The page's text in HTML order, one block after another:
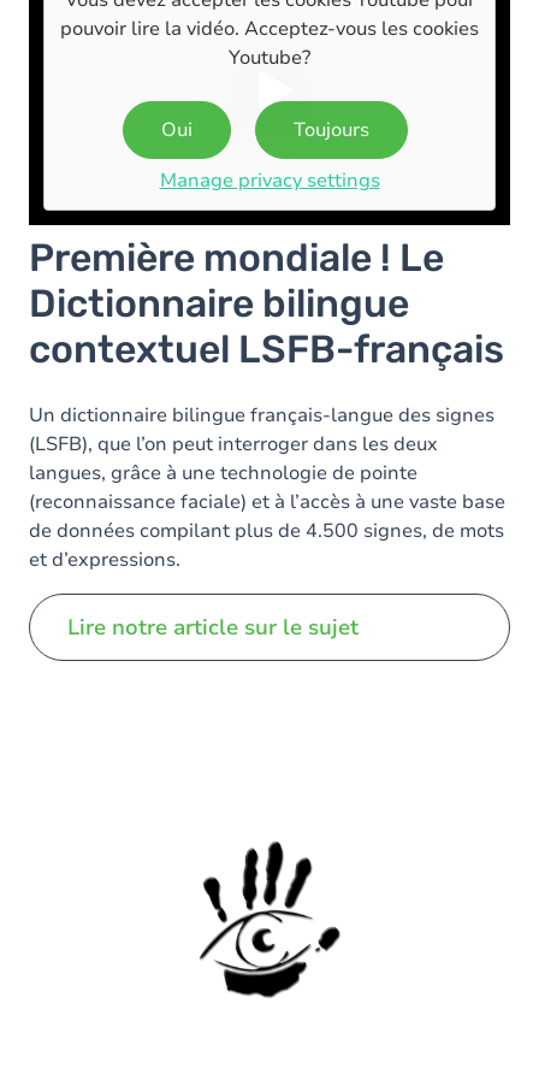
Première mondiale ! Le
Dictionnaire bilingue
contextuel LSFB-français
Un dictionnaire bilingue français-langue des signes
(LSFB), que l’on peut interroger dans les deux
langues, grâce à une technologie de pointe
(reconnaissance faciale) et à l’accès à une vaste base
de données compilant plus de 4.500 signes, de mots
et d’expressions.
Lire notre article sur le sujet
pouvoir lire la vidéo. Acceptez-vous les cookies
Youtube?
Oui
Toujours
Manage privacy settings